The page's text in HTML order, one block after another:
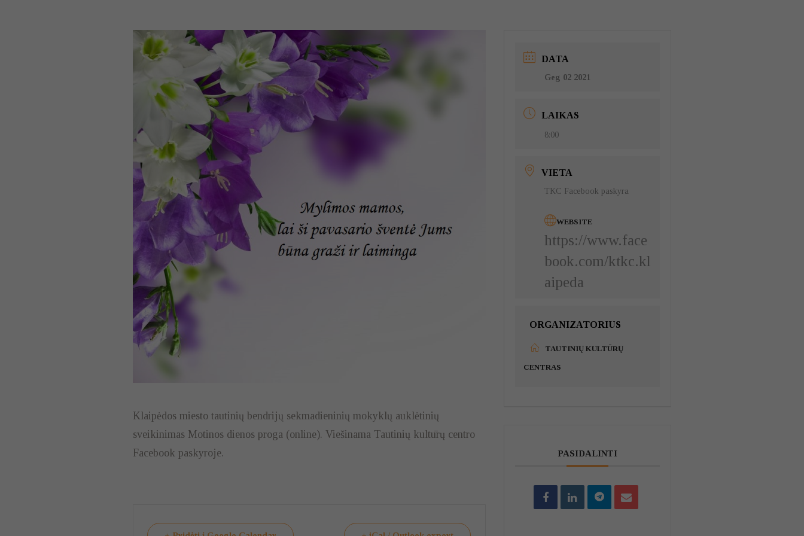
Klaipėdos miesto tautinių bendrijų sekmadieninių mokyklų auklėtinių
sveikinimas Motinos dienos proga (online). Viešinama Tautinių kultūrų centro
Facebook paskyroje.
DATA
Geg 02 2021
LAIKAS
8:00
VIETA
TKC Facebook paskyra
WEBSITE
https://www.face
book.com/ktkc.kl
aipeda
ORGANIZATORIUS
TAUTINIŲ KULTŪRŲ
CENTRAS
PASIDALINTI